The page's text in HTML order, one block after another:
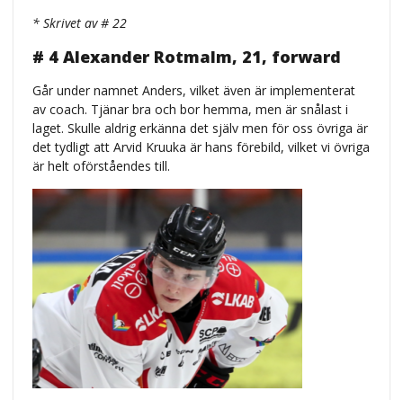
* Skrivet av # 22
# 4 Alexander Rotmalm, 21, forward
Går under namnet Anders, vilket även är implementerat
av coach. Tjänar bra och bor hemma, men är snålast i
laget. Skulle aldrig erkänna det själv men för oss övriga är
det tydligt att Arvid Kruuka är hans förebild, vilket vi övriga
är helt oförståendes till.